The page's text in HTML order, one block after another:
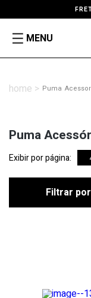
MENU
Puma
Puma
Exibir por página:
Filtrar por